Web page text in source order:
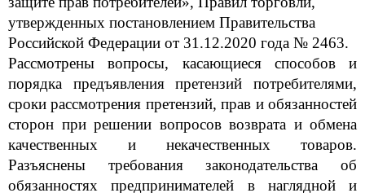
Российской Федерации от 31.12.2020 года № 2463
Рассмотрены вопросы, касающиеся способов и
порядка предъявления претензий потребителями,
сроки рассмотрения претензий, прав и обязанностей
сторон при решении вопросов возврата и обмена
качественных и некачественных товаров.
Разъяснены требования законодательства об
обязанностях предпринимателей в наглядной и
доступной формедоводить до сведения